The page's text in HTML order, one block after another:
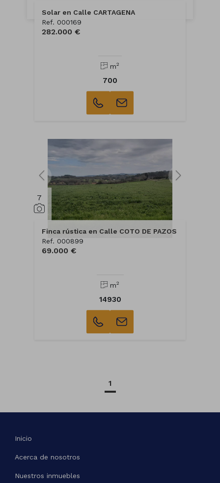
Solar en Calle CARTAGENA
Ref. 000169
282.000 €
m2
700
7
Finca rústica en Calle COTO DE PAZOS
Ref. 000899
69.000 €
m2
14930
1
Inicio
Acerca de nosotros
Nuestros inmuebles